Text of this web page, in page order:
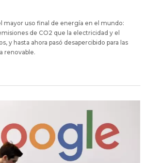
mayor uso final de energía en el mundo:
de CO2 que la electricidad y el
y hasta ahora pasó desapercibido para las
renovable.